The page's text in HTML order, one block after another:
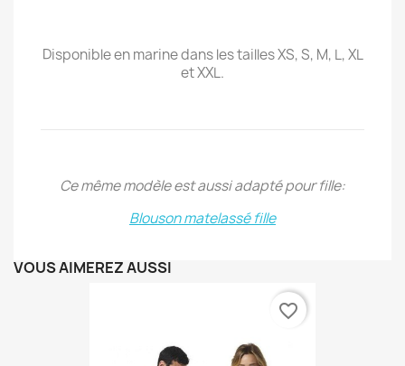
Disponible en marine dans les tailles XS, S, M, L, XL
et XXL.
Ce même modèle est aussi adapté pour fille:
Blouson matelassé fille
VOUS AIMEREZ AUSSI
favorite_border